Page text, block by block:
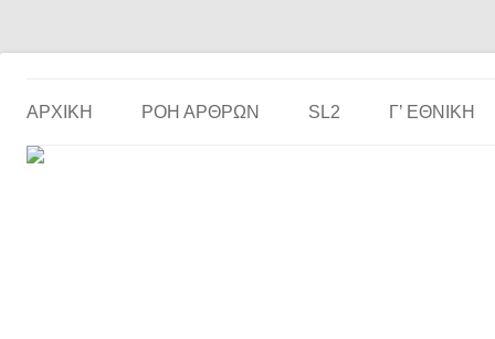
ΑΡΧΙΚΗ ΡΟΗ ΑΡΘΡΩΝ SL2 Γ’ ΕΘΝΙΚΉ